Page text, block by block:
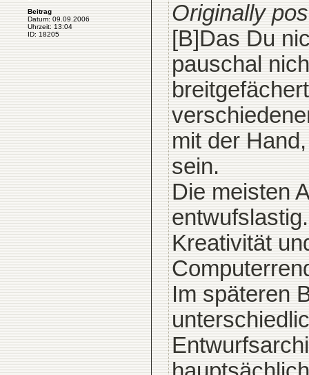
Beitrag
Datum: 09.09.2006
Uhrzeit: 13:04
ID: 18205
Originally
[B]Das Du
pauschal
mit der
sein.
Die meisten
Kreativität
Im späteren